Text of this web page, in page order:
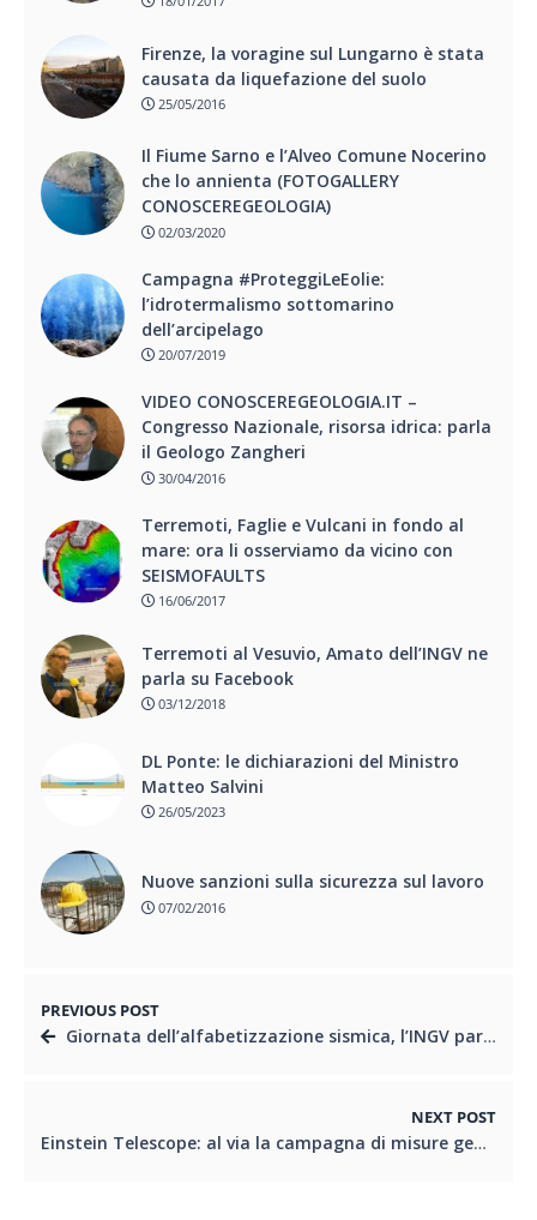
Firenze, la voragine sul Lungarno è stata
causata da liquefazione del suolo
25/05/2016
Il Fiume Sarno e l’Alveo Comune Nocerino
che lo annienta (FOTOGALLERY
CONOSCEREGEOLOGIA)
02/03/2020
Campagna #ProteggiLeEolie:
l’idrotermalismo sottomarino
dell’arcipelago
20/07/2019
VIDEO CONOSCEREGEOLOGIA.IT –
Congresso Nazionale, risorsa idrica: parla
il Geologo Zangheri
30/04/2016
Terremoti, Faglie e Vulcani in fondo al
mare: ora li osserviamo da vicino con
SEISMOFAULTS
16/06/2017
Terremoti al Vesuvio, Amato dell’INGV ne
parla su Facebook
03/12/2018
DL Ponte: le dichiarazioni del Ministro
Matteo Salvini
26/05/2023
Nuove sanzioni sulla sicurezza sul lavoro
07/02/2016
PREVIOUS POST
Giornata dell’alfabetizzazione sismica, l’INGV parla di terremoti alle scuole
NEXT POST
Einstein Telescope: al via la campagna di misure geofisiche